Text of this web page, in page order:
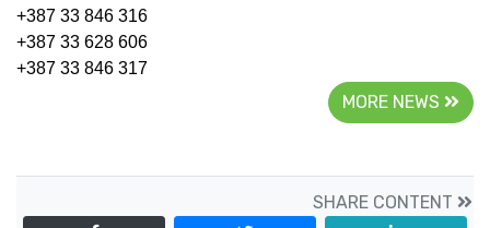
+387 33 846 316
+387 33 628 606
+387 33 846 317
MORE NEWS
SHARE CONTENT